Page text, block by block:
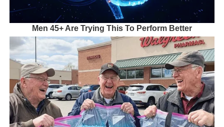
Men 45+ Are Trying This To Perform Better